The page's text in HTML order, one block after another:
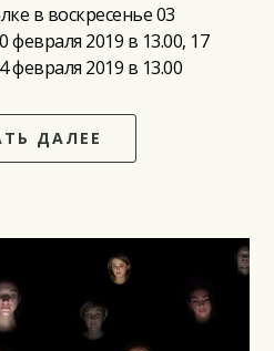
в воскресенье 03
февраля 2019 в 13.00, 17
февраля 2019 в 13.00
ДАЛЕЕ